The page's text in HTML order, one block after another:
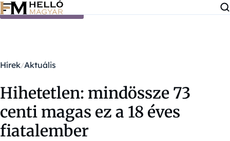
Ugrás a tartalomra
Hírek Aktuális
Hihetetlen: mindössze 73
centi magas ez a 18 éves
fiatalember